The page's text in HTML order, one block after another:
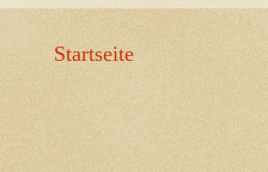
Startseite